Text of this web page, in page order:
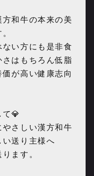
和牛の本来の美
い方にも是非食
はもちろん低脂
が高い健康志向
💎
さしい漢方和牛
い送り主様へ
ます。